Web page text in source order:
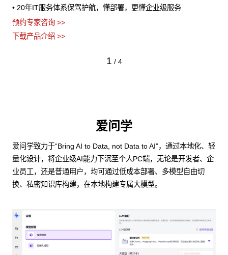
• 20年IT服务体系保驾护航，懂部署，更懂企业级服务
预约专家咨询 >>
下载产品介绍 >>
1 / 4
爱问学
爱问学致力于“Bring AI to Data, not Data to AI”，通过本地化、轻
量化设计，将企业级AI能力下沉至个人PC端，无论是开发者、企
业员工，还是普通用户，均可通过低成本部署、多模型自由切
换、私密知识库构建，在本地构建专属大模型。